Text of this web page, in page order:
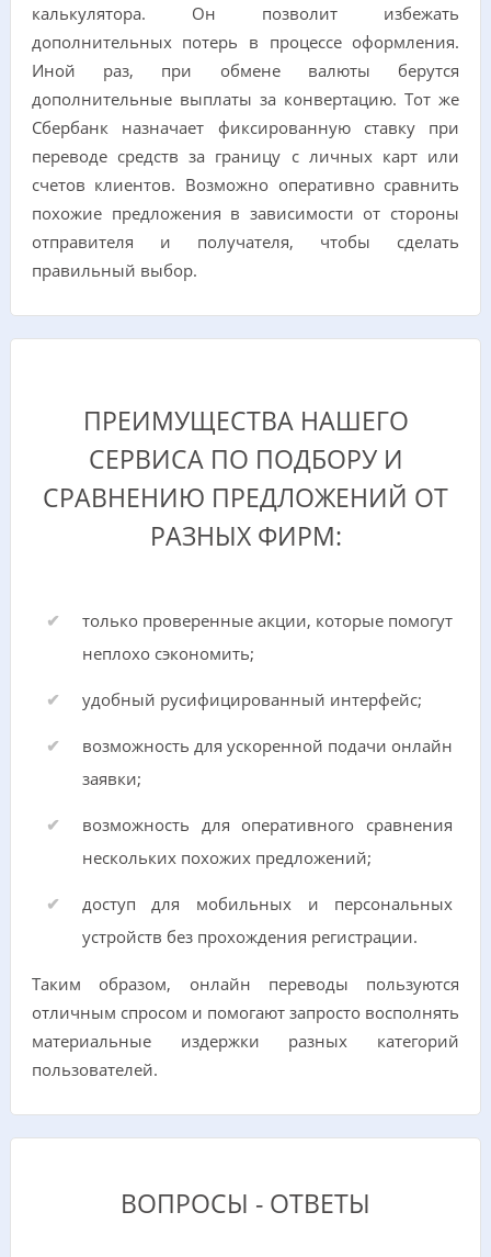
калькулятора. Он позволит избежать
дополнительных потерь в процессе оформления.
Иной раз, при обмене валюты берутся
дополнительные выплаты за конвертацию. Тот же
Сбербанк назначает фиксированную ставку при
переводе средств за границу с личных карт или
счетов клиентов. Возможно оперативно сравнить
похожие предложения в зависимости от стороны
отправителя и получателя, чтобы сделать
правильный выбор.
ПРЕИМУЩЕСТВА НАШЕГО
СЕРВИСА ПО ПОДБОРУ И
СРАВНЕНИЮ ПРЕДЛОЖЕНИЙ ОТ
РАЗНЫХ ФИРМ:
только проверенные акции, которые помогут
неплохо сэкономить;
удобный русифицированный интерфейс;
возможность для ускоренной подачи онлайн
заявки;
возможность для оперативного сравнения
нескольких похожих предложений;
доступ для мобильных и персональных
устройств без прохождения регистрации.
Таким образом, онлайн переводы пользуются
отличным спросом и помогают запросто восполнять
материальные издержки разных категорий
пользователей.
ВОПРОСЫ - ОТВЕТЫ